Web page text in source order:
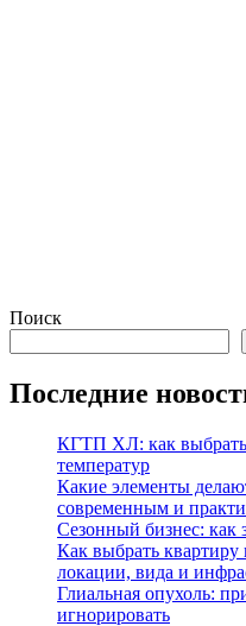
Поиск
Последние
КГТП ХЛ: как выбрать
температур
Какие элементы
современным и
Сезонный бизнес: как
Как выбрать
локации, вида и
Глиальная опухоль:
игнорировать